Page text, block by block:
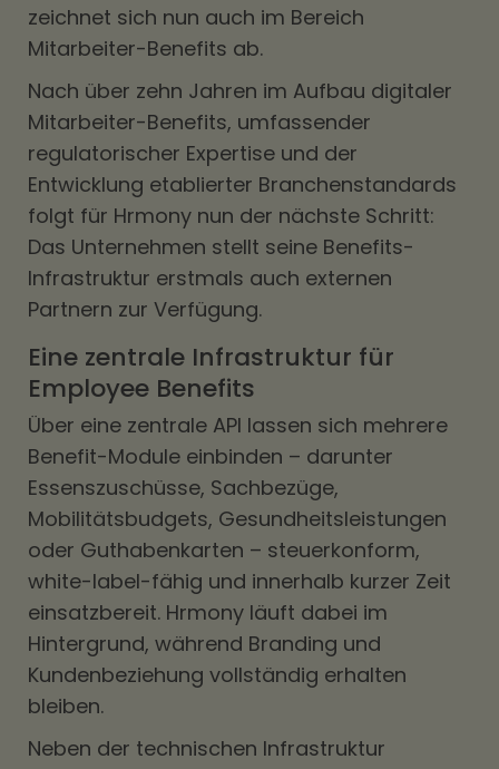
zeichnet sich nun auch im Bereich
Mitarbeiter-Benefits ab.
Nach über zehn Jahren im Aufbau digitaler
Mitarbeiter-Benefits, umfassender
regulatorischer Expertise und der
Entwicklung etablierter Branchenstandards
folgt für Hrmony nun der nächste Schritt:
Das Unternehmen stellt seine Benefits-
Infrastruktur erstmals auch externen
Partnern zur Verfügung.
Eine zentrale Infrastruktur für
Employee Benefits
Über eine zentrale API lassen sich mehrere
Benefit-Module einbinden – darunter
Essenszuschüsse, Sachbezüge,
Mobilitätsbudgets, Gesundheitsleistungen
oder Guthabenkarten – steuerkonform,
white-label-fähig und innerhalb kurzer Zeit
einsatzbereit. Hrmony läuft dabei im
Hintergrund, während Branding und
Kundenbeziehung vollständig erhalten
bleiben.
Neben der technischen Infrastruktur